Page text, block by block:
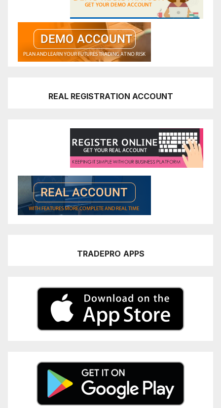
REAL REGISTRATION ACCOUNT
TRADEPRO APPS